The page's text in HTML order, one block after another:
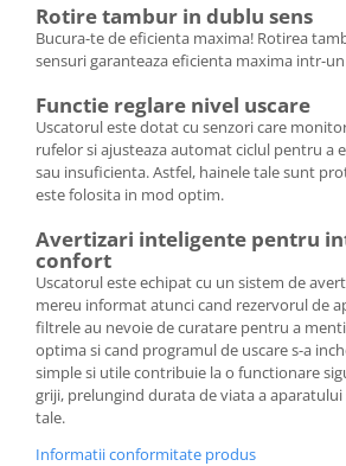
Rotire tambur in dublu sens
Bucura-te de eficienta maxima! Rotirea
sensuri garanteaza eficienta maxima intr-
Functie reglare nivel uscare
Uscatorul este dotat cu senzori care
rufelor si ajusteaza automat ciclul pentru a
sau insuficienta. Astfel, hainele tale sunt
este folosita in mod optim.
Avertizari inteligente pentru
confort
Uscatorul este echipat cu un sistem de
mereu informat atunci cand rezervorul de
filtrele au nevoie de curatare pentru a
optima si cand programul de uscare s-a
simple si utile contribuie la o functionare
griji, prelungind durata de viata a
tale.
Informatii conformitate produs